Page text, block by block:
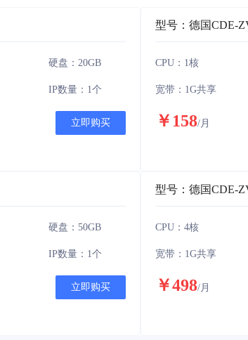
硬盘：20GB
IP数量：1个
立即购买
型号：德国CDE-
CPU：1核
宽带：1G共享
￥158/月
硬盘：50GB
IP数量：1个
立即购买
型号：德国CDE-
CPU：4核
宽带：1G共享
￥498/月